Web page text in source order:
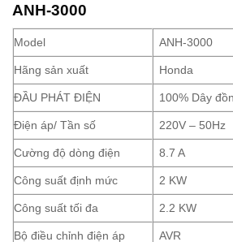
ANH-3000
Model ANH-3000
Hãng sản xuất Honda
ĐẦU PHÁT ĐIỆN 100% Dây
Điện áp/ Tần số 220V – 50Hz
Cường độ dòng điện 8.7 A
Công suất định mức 2 KW
Công suất tối đa 2.2 KW
Bộ điều chỉnh điện áp AVR